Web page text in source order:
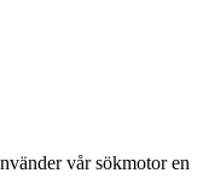
vår sökmotor en